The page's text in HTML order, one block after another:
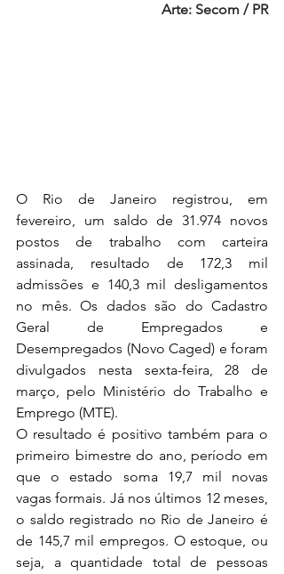
Arte: Secom / PR
O Rio de Janeiro registrou, em
fevereiro, um saldo de 31.974 novos
postos de trabalho com carteira
assinada, resultado de 172,3 mil
admissões e 140,3 mil desligamentos
no mês. Os dados são do Cadastro
Geral de Empregados e
Desempregados (Novo Caged) e foram
divulgados nesta sexta-feira, 28 de
março, pelo Ministério do Trabalho e
Emprego (MTE).
O resultado é positivo também para o
primeiro bimestre do ano, período em
que o estado soma 19,7 mil novas
vagas formais. Já nos últimos 12 meses,
o saldo registrado no Rio de Janeiro é
de 145,7 mil empregos. O estoque, ou
seja, a quantidade total de pessoas